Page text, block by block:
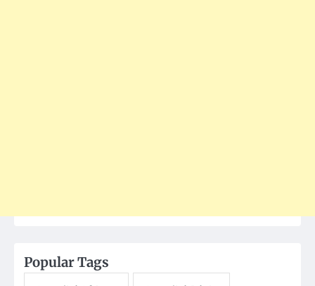
Popular Tags